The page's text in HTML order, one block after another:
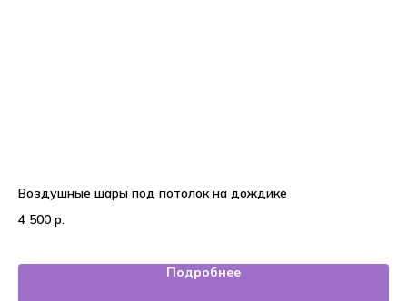
Воздушные шары под потолок на дождике
4 500 р.
Подробнее